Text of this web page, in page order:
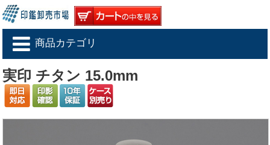
商品カテゴリ
実印 チタン 15.0mm